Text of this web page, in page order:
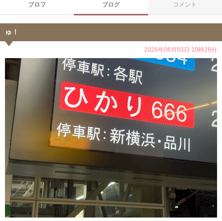
プロフ ブログ コメント
ゅ！
2026年06月03日 10時26分